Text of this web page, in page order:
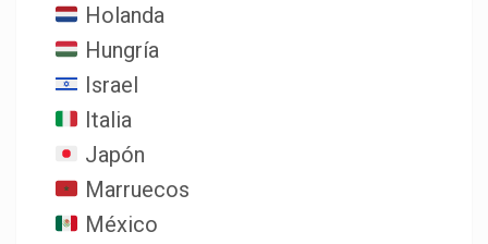
Holanda
Hungría
Israel
Italia
Japón
Marruecos
México